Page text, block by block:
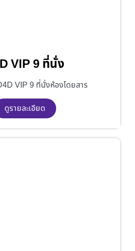
VIP 9 ที่นั่ง
VIP 9 ที่นั่งห้องโดยสาร
ดูรายละเอียด